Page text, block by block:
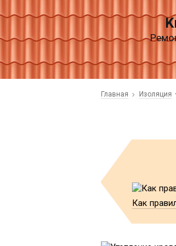
Главная Изоляция
Как